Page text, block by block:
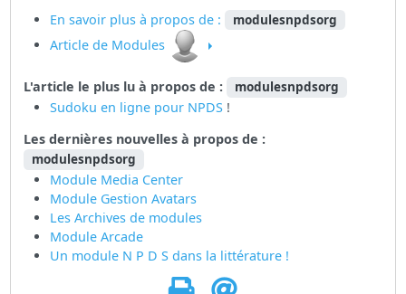
En savoir plus à propos de : modulesnpdsorg
Article de Modules
L'article le plus lu à propos de : modulesnpdsorg
Sudoku en ligne pour NPDS!
Les dernières nouvelles à propos de :
modulesnpdsorg
Module Media Center
Module Gestion Avatars
Les Archives de modules
Module Arcade
Un module N P D S dans la littérature !